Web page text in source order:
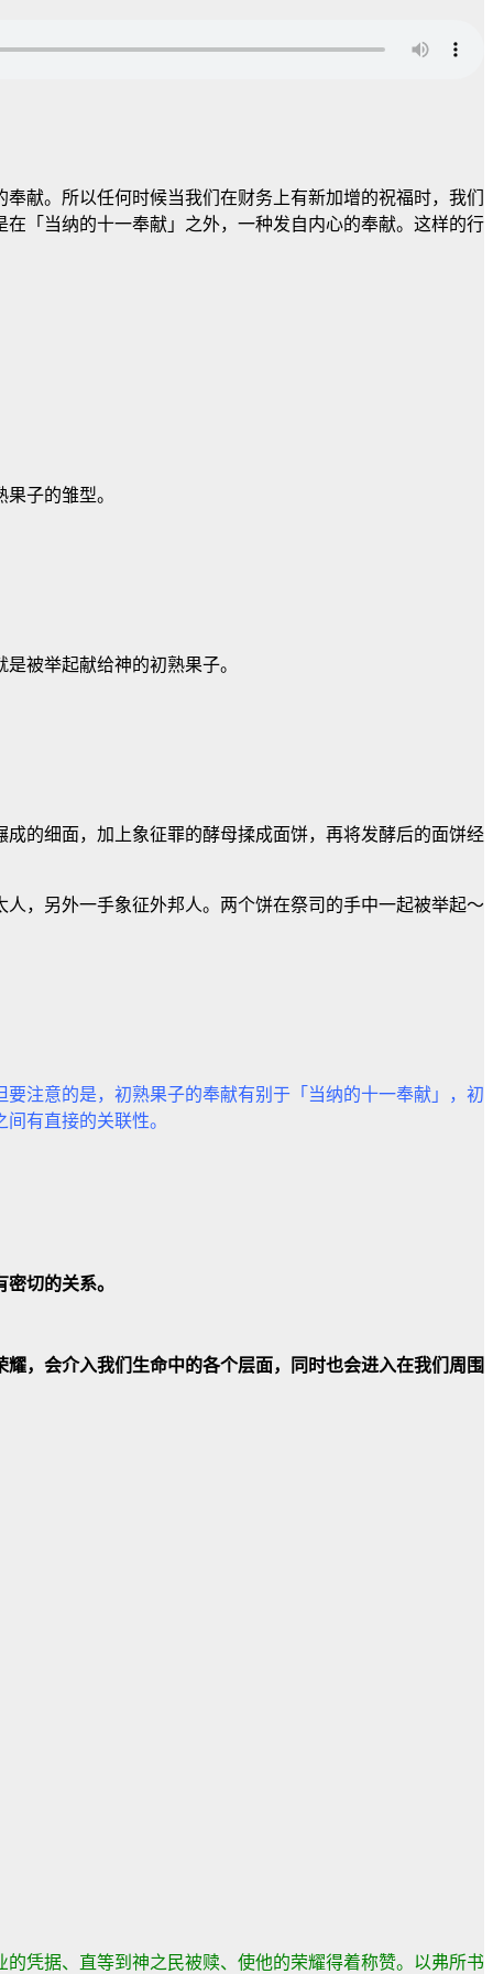
献。所以任何时候当我们在财务上有新加增的祝福时，我们
「当纳的十一奉献」之外，一种发自内心的奉献。这样的行
子的雏型。
被举起献给神的初熟果子。
的细面，加上象征罪的酵母揉成面饼，再将发酵后的面饼经
，另外一手象征外邦人。两个饼在祭司的手中一起被举起～
注意的是，初熟果子的奉献有别于「当纳的十一奉献」，初
有直接的关联性。
切的关系。
，会介入我们生命中的各个层面，同时也会进入在我们周围
凭据、直等到神之民被赎、使他的荣耀得着称赞。以弗所书